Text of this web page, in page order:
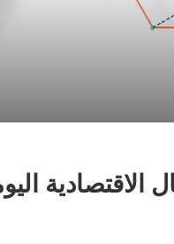
اليومية